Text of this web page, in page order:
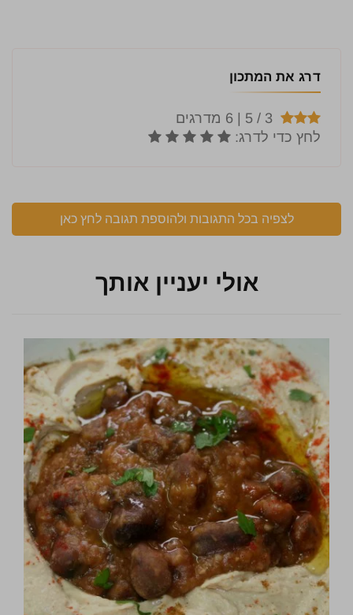
דרג את המתכון
לצפיה בכל התגובות ולהוספת תגובה לחץ כאן
אולי יעניין אותך